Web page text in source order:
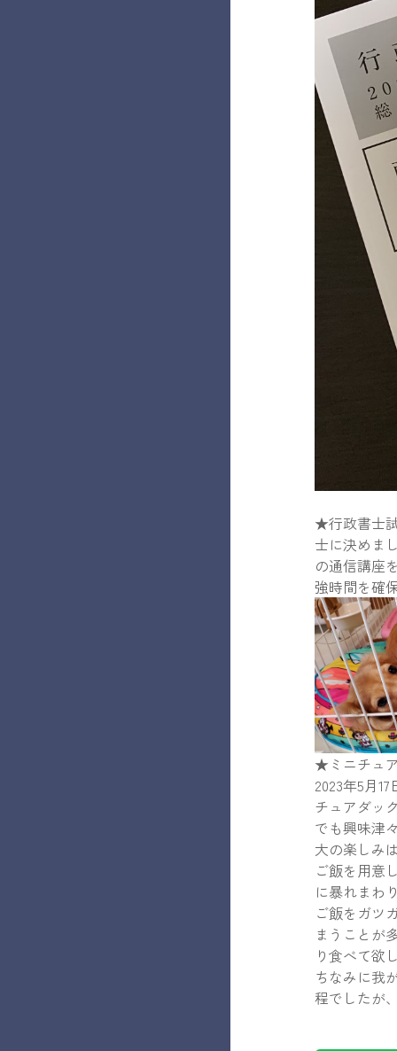
★行政書士
士に決めま
の通信講座
強時間を確
★ミニチュ
2023年5月
チュアダッ
でも興味津
大の楽しみ
ご飯を用意
に暴れまわ
ご飯をガツ
まうことが
り食べて欲
ちなみに我
程でしたが